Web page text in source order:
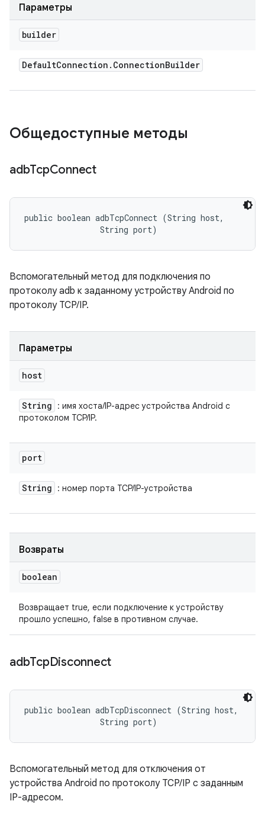
Параметры
builder
DefaultConnection . ConnectionBuilder
Общедоступные методы
adbTcpConnect
public boolean adbTcpConnect (String host,
                String port)
Вспомогательный метод для подключения по
протоколу adb к заданному устройству Android по
протоколу TCP/IP.
Параметры
host
String
: имя хоста/IP-адрес устройства Android с
протоколом TCP/IP.
port
String : номер порта TCP/IP-устройства
Возвраты
boolean
Возвращает true, если подключение к устройству
прошло успешно, false в противном случае.
adbTcpDisconnect
public boolean adbTcpDisconnect (String host,
                String port)
Вспомогательный метод для отключения от
устройства Android по протоколу TCP/IP с заданным
IP-адресом.